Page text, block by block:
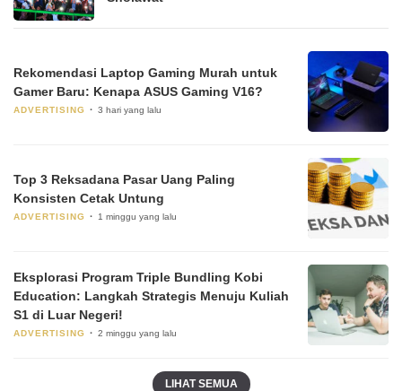
Rekomendasi Laptop Gaming Murah untuk
Gamer Baru: Kenapa ASUS Gaming V16?
ADVERTISING 3 hari yang lalu
Top 3 Reksadana Pasar Uang Paling
Konsisten Cetak Untung
ADVERTISING 1 minggu yang lalu
Eksplorasi Program Triple Bundling Kobi
Education: Langkah Strategis Menuju Kuliah
S1 di Luar Negeri!
ADVERTISING 2 minggu yang lalu
LIHAT SEMUA